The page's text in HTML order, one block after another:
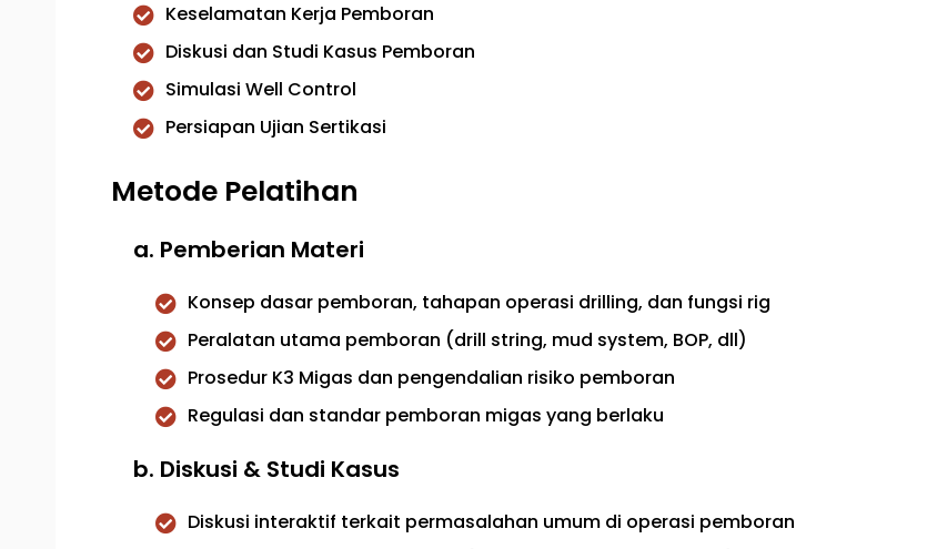
Keselamatan Kerja Pemboran
Diskusi dan Studi Kasus Pemboran
Simulasi Well Control
Persiapan Ujian Sertikasi
Metode Pelatihan
a. Pemberian Materi
Konsep dasar pemboran, tahapan operasi drilling, dan fungsi rig
Peralatan utama pemboran (drill string, mud system, BOP, dll)
Prosedur K3 Migas dan pengendalian risiko pemboran
Regulasi dan standar pemboran migas yang berlaku
b. Diskusi & Studi Kasus
Diskusi interaktif terkait permasalahan umum di operasi pemboran